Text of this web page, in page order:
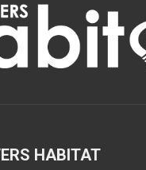
HABITAT